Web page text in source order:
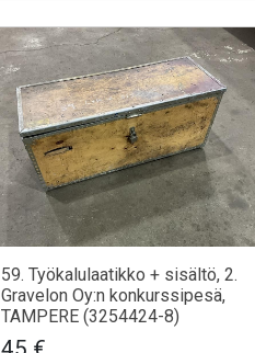
59. Työkalulaatikko + sisältö, 2.
Gravelon Oy:n konkurssipesä,
TAMPERE (3254424-8)